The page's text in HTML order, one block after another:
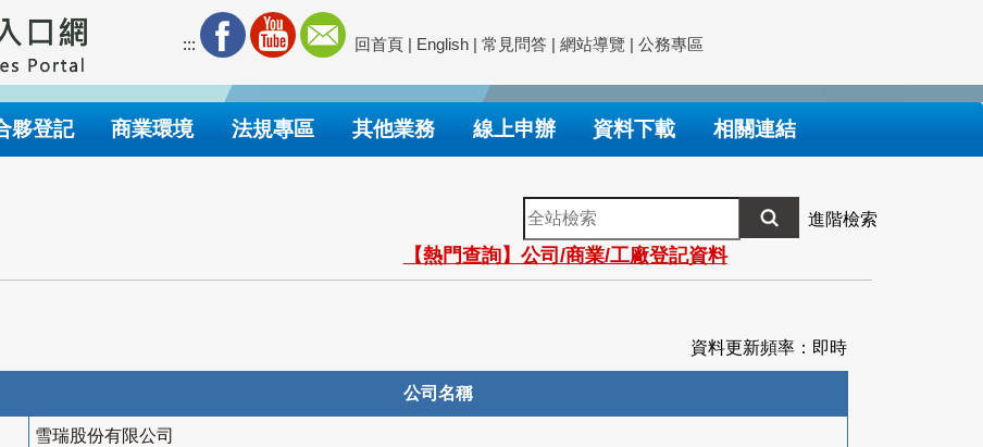
::: 回首頁 | English | 常見問答 | 網站導覽 | 公務專區
夥登記 商業環境 法規專區 其他業務 線上申辦 資料下載 相關連結
全
站
檢
索
進階檢索
【熱門查詢】公司/商業/工廠登記資料
資料更新頻率：即時
公司名稱
雪瑞股份有限公司